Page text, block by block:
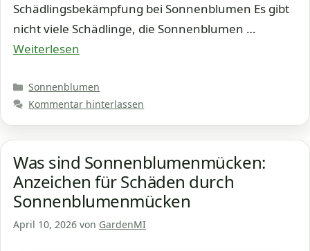
Schädlingsbekämpfung bei Sonnenblumen Es gibt
nicht viele Schädlinge, die Sonnenblumen …
Weiterlesen
Kategorien
Sonnenblumen
Kommentar hinterlassen
Was sind Sonnenblumenmücken:
Anzeichen für Schäden durch
Sonnenblumenmücken
April 10, 2026 von GardenMI